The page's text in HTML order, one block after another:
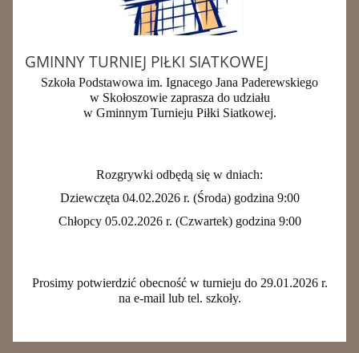
GMINNY TURNIEJ PIŁKI SIATKOWEJ
Szkoła Podstawowa im. Ignacego Jana Paderewskiego
w Skołoszowie zaprasza do udziału
w Gminnym Turnieju Piłki Siatkowej.
Rozgrywki odbędą się w dniach:
Dziewczęta 04.02.2026 r. (Środa) godzina 9:00
Chłopcy 05.02.2026 r. (Czwartek) godzina 9:00
Prosimy potwierdzić obecność w turnieju do 29.01.2026 r.
na e-mail lub tel. szkoły.